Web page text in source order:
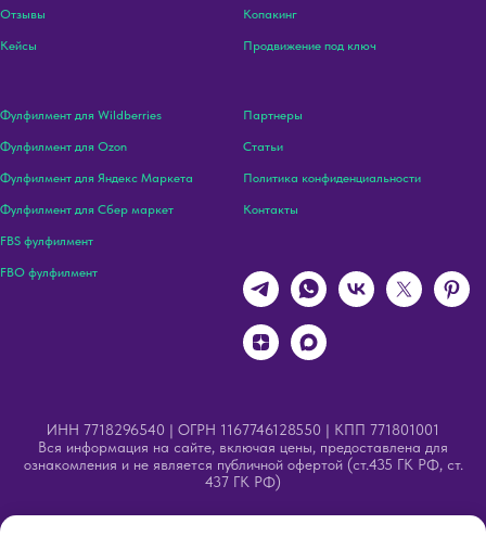
Отзывы
Кейсы
Копакинг
Продвижение под ключ
Фулфилмент для Wildberries
Фулфилмент для Ozon
Фулфилмент для Яндекс Маркета
Фулфилмент для Сбер маркет
FBS фулфилмент
FBO фулфилмент
Партнеры
Статьи
Политика конфиденциальности
Контакты
ИНН 7718296540 | ОГРН 1167746128550 | КПП 771801001
Вся информация на сайте, включая цены, предоставлена для
ознакомления и не является публичной офертой (ст.435 ГК РФ, ст.
437 ГК РФ)